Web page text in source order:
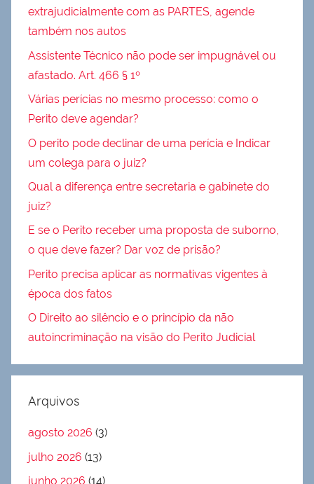
extrajudicialmente com as PARTES, agende
também nos autos
Assistente Técnico não pode ser impugnável ou
afastado. Art. 466 § 1º
Várias perícias no mesmo processo: como o
Perito deve agendar?
O perito pode declinar de uma perícia e Indicar
um colega para o juiz?
Qual a diferença entre secretaria e gabinete do
juiz?
E se o Perito receber uma proposta de suborno,
o que deve fazer? Dar voz de prisão?
Perito precisa aplicar as normativas vigentes à
época dos fatos
O Direito ao silêncio e o princípio da não
autoincriminação na visão do Perito Judicial
Arquivos
agosto 2026 (3)
julho 2026 (13)
junho 2026 (14)